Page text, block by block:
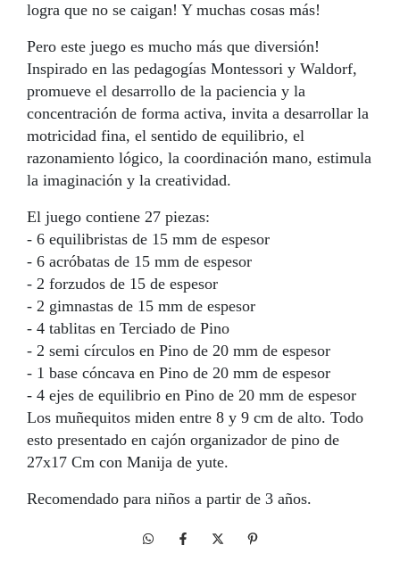
logra que no se caigan! Y muchas cosas más!
Pero este juego es mucho más que diversión!
Inspirado en las pedagogías Montessori y Waldorf,
promueve el desarrollo de la paciencia y la
concentración de forma activa, invita a desarrollar la
motricidad fina, el sentido de equilibrio, el
razonamiento lógico, la coordinación mano, estimula
la imaginación y la creatividad.
El juego contiene 27 piezas:
- 6 equilibristas de 15 mm de espesor
- 6 acróbatas de 15 mm de espesor
- 2 forzudos de 15 de espesor
- 2 gimnastas de 15 mm de espesor
- 4 tablitas en Terciado de Pino
- 2 semi círculos en Pino de 20 mm de espesor
- 1 base cóncava en Pino de 20 mm de espesor
- 4 ejes de equilibrio en Pino de 20 mm de espesor
Los muñequitos miden entre 8 y 9 cm de alto. Todo
esto presentado en cajón organizador de pino de
27x17 Cm con Manija de yute.
Recomendado para niños a partir de 3 años.